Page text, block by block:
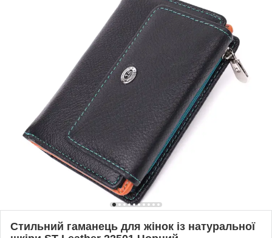
Стильний гаманець для жінок із натуральної